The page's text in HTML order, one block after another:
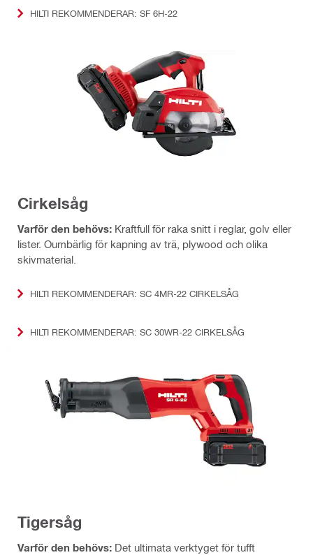
HILTI REKOMMENDERAR: SF 6H-22
Cirkelsåg
Varför den behövs: Kraftfull för raka snitt i reglar, golv eller
lister. Oumbärlig för kapning av trä, plywood och olika
skivmaterial.
HILTI REKOMMENDERAR: SC 4MR-22 CIRKELSÅG
HILTI REKOMMENDERAR: SC 30WR-22 CIRKELSÅG
Tigersåg
Varför den behövs: Det ultimata verktyget för tufft